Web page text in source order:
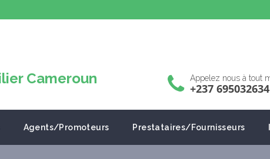
Appelez nous à tout
+237 695032634
Agents/Promoteurs Prestataires/Fournisseurs